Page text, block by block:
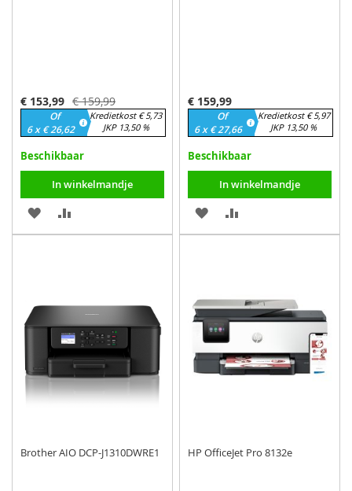
Speciale
prijs
€ 153,99 € 159,99
Of
6 x € 26,62
Kredietkost € 5,73
JKP 13,50 %
Beschikbaar
In winkelmandje
VOEG
TOE OM
€ 159,99
Of
6 x € 27,66
Kredietkost € 5,97
JKP 13,50 %
Beschikbaar
In winkelmandje
VOEG
TOE OM
Brother AIO DCP-J1310DWRE1 HP OfficeJet Pro 8132e